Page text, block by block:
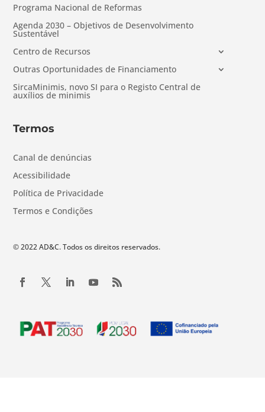
Programa Nacional de Reformas
Agenda 2030 – Objetivos de Desenvolvimento
Sustentável
Centro de Recursos
Outras Oportunidades de Financiamento
SircaMinimis, novo SI para o Registo Central de
auxílios de minimis
Termos
Canal de denúncias
Acessibilidade
Política de Privacidade
Termos e Condições
© 2022 AD&C. Todos os direitos reservados.